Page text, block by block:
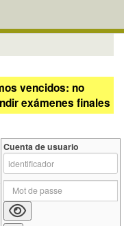
vencidos: no
exámenes finales
Cuenta de usuario